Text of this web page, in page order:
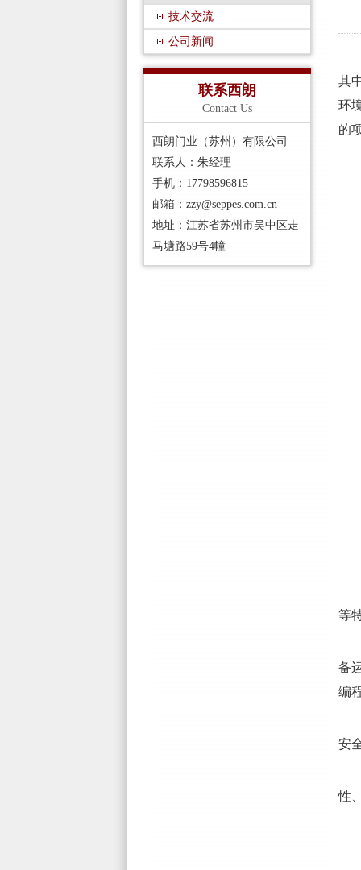
技术交流
公司新闻
联系西朗
Contact Us
西朗门业（苏州）有限公司
联系人：朱经理
手机：17798596815
邮箱：zzy@seppes.com.cn
地址：江苏省苏州市吴中区走
马塘路59号4幢
其
环
的
等
备
编
安
性